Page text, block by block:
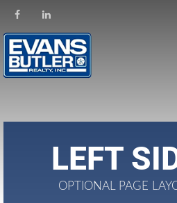
LEFT
OPTIONAL PAGE